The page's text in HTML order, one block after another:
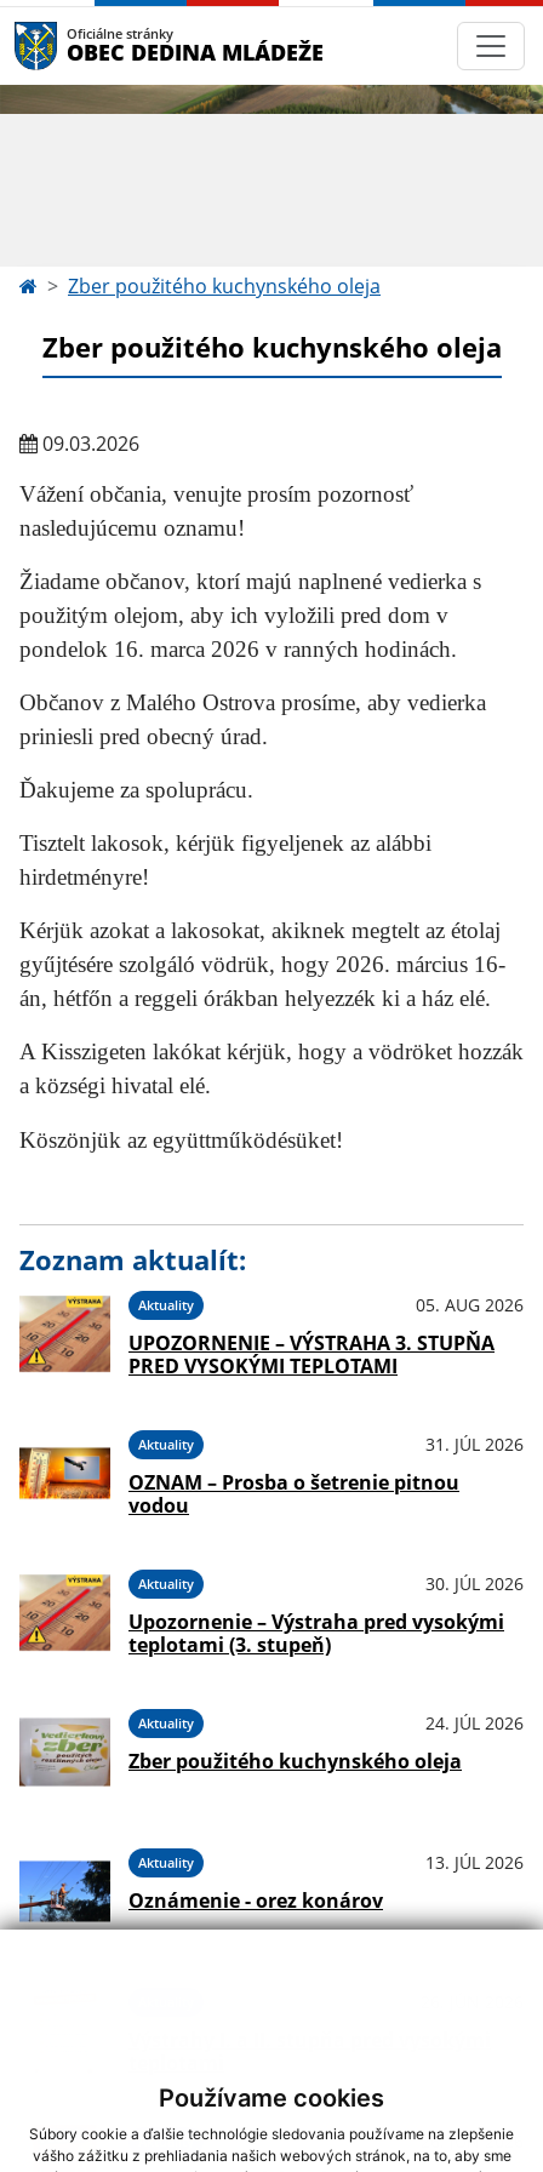
Používame cookies
Súbory cookie a ďalšie technológie sledovania používame na zlepšenie
vášho zážitku z prehliadania našich webových stránok, na to, aby sme
Oficiálne stránky
OBEC DEDINA MLÁDEŽE
Zber použitého kuchynského oleja
Zber použitého kuchynského oleja
09.03.2026
Vážení občania, venujte prosím pozornosť
nasledujúcemu oznamu!
Žiadame občanov, ktorí majú naplnené vedierka s
použitým olejom, aby ich vyložili pred dom v
pondelok 16. marca 2026 v ranných hodinách.
Občanov z Malého Ostrova prosíme, aby vedierka
priniesli pred obecný úrad.
Ďakujeme za spoluprácu.
Tisztelt lakosok, kérjük figyeljenek az alábbi
hirdetményre!
Kérjük azokat a lakosokat, akiknek megtelt az étolaj
gyűjtésére szolgáló vödrük, hogy 2026. március 16-
án, hétfőn a reggeli órákban helyezzék ki a ház elé.
A Kisszigeten lakókat kérjük, hogy a vödröket hozzák
a községi hivatal elé.
Köszönjük az együttműködésüket!
Zoznam aktualít:
Aktuality 05. AUG 2026
UPOZORNENIE – VÝSTRAHA 3. STUPŇA
PRED VYSOKÝMI TEPLOTAMI
Aktuality 31. JÚL 2026
OZNAM – Prosba o šetrenie pitnou
vodou
Aktuality 30. JÚL 2026
Upozornenie – Výstraha pred vysokými
teplotami (3. stupeň)
Aktuality 24. JÚL 2026
Zber použitého kuchynského oleja
Aktuality 13. JÚL 2026
Oznámenie - orez konárov
Aktuality 26. JÚN 2026